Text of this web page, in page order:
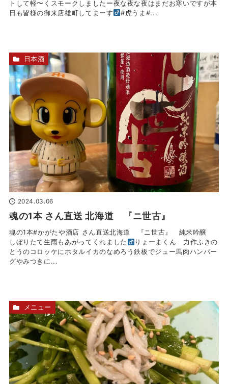
トして軽〜くスモークしましたー夜な夜な夜はまだお寒いですが本
日も皆様の御来店雄町してまーす‍
#虎うま#...
2024.03.06
魂の1本 さん直送 北海道 『ニ世古』
魂の1本#かがたや酒店 さん直送北海道 『ニ世古』 純米吟醸
しぼりたて生雨もあがってくれました‍
りょーまくん 力作ふきの
とうのコロッケにホタルイカのなめろう鉄板でジュー馬肉ハンバー
グやみつきに...
日本酒
メニュー